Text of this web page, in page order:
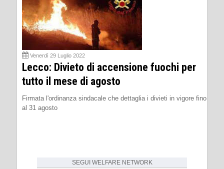
Venerdì 29 Luglio 2022
Lecco: Divieto di accensione fuochi per
tutto il mese di agosto
Firmata l'ordinanza sindacale che dettaglia i divieti in vigore fino
al 31 agosto
SEGUI WELFARE NETWORK